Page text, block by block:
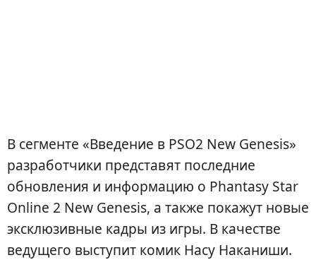
В сегменте «Введение в PSO2 New Genesis»
разработчики представят последние
обновления и информацию о Phantasy Star
Online 2 New Genesis, а также покажут новые
эксклюзивные кадры из игры. В качестве
ведущего выступит комик Насу Наканиши.